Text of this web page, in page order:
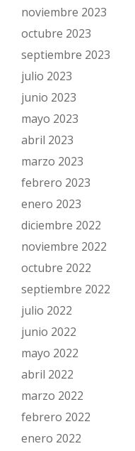
noviembre 2023
octubre 2023
septiembre 2023
julio 2023
junio 2023
mayo 2023
abril 2023
marzo 2023
febrero 2023
enero 2023
diciembre 2022
noviembre 2022
octubre 2022
septiembre 2022
julio 2022
junio 2022
mayo 2022
abril 2022
marzo 2022
febrero 2022
enero 2022